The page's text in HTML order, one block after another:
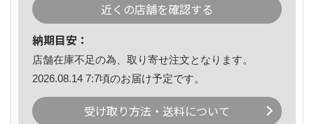
近くの店舗を確認する
納期目安：
店舗在庫不足の為、取り寄せ注文となります。
2026.08.14 7:7頃のお届け予定です。
受け取り方法・送料について